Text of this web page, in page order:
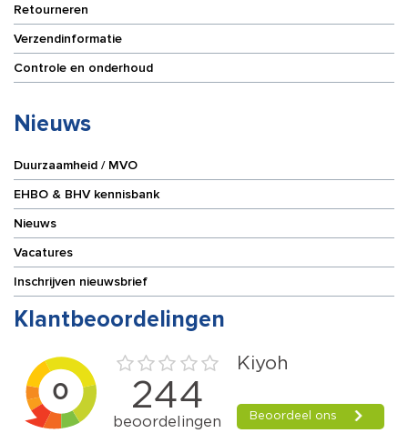
Retourneren
Verzendinformatie
Controle en onderhoud
Nieuws
Duurzaamheid / MVO
EHBO & BHV kennisbank
Nieuws
Vacatures
Inschrijven nieuwsbrief
Klantbeoordelingen